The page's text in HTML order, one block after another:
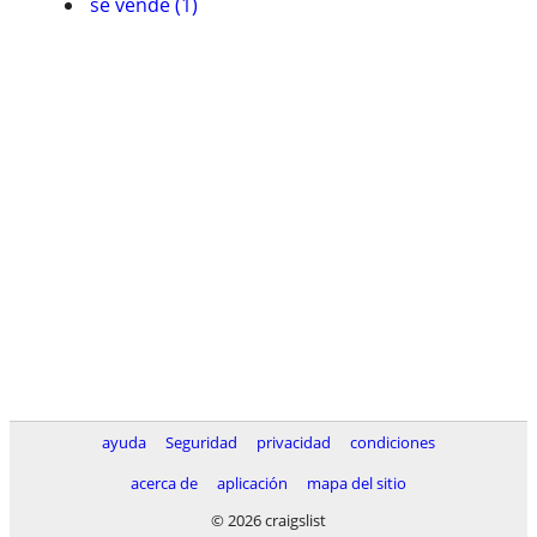
ayuda Seguridad privacidad
condiciones
acerca de
aplicación
mapa del sitio
© 2026 craigslist